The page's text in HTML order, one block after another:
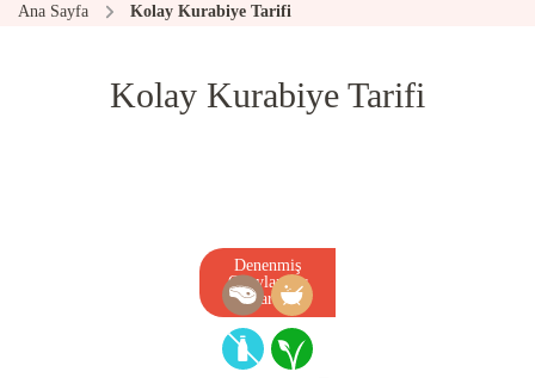
Ana Sayfa Kolay Kurabiye Tarifi
Kolay Kurabiye Tarifi
Denenmiş
Onaylanmış
Tarif